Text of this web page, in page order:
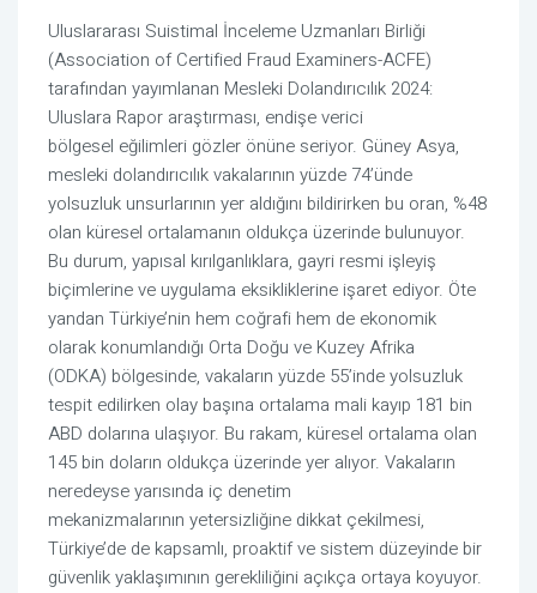
Uluslararası Suistimal İnceleme Uzmanları Birliği
(Association of Certified Fraud Examiners-ACFE)
tarafından yayımlanan Mesleki Dolandırıcılık 2024:
Uluslara Rapor araştırması, endişe verici
bölgesel eğilimleri gözler önüne seriyor. Güney Asya,
mesleki dolandırıcılık vakalarının yüzde 74’ünde
yolsuzluk unsurlarının yer aldığını bildirirken bu oran, %48
olan küresel ortalamanın oldukça üzerinde bulunuyor.
Bu durum, yapısal kırılganlıklara, gayri resmi işleyiş
biçimlerine ve uygulama eksikliklerine işaret ediyor. Öte
yandan Türkiye’nin hem coğrafi hem de ekonomik
olarak konumlandığı Orta Doğu ve Kuzey Afrika
(ODKA) bölgesinde, vakaların yüzde 55’inde yolsuzluk
tespit edilirken olay başına ortalama mali kayıp 181 bin
ABD dolarına ulaşıyor. Bu rakam, küresel ortalama olan
145 bin doların oldukça üzerinde yer alıyor. Vakaların
neredeyse yarısında iç denetim
mekanizmalarının yetersizliğine dikkat çekilmesi,
Türkiye’de de kapsamlı, proaktif ve sistem düzeyinde bir
güvenlik yaklaşımının gerekliliğini açıkça ortaya koyuyor.